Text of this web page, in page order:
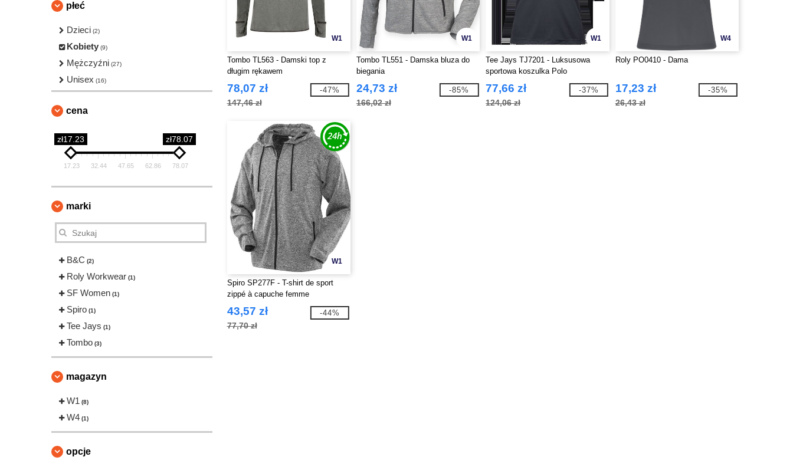
płeć
Dzieci (2)
Kobiety (9)
Mężczyźni (27)
Unisex (16)
cena
zł17.23 zł78.07
17.23 32.44 47.65 62.86 78.07
marki
B&C (2)
Roly Workwear (1)
SF Women (1)
Spiro (1)
Tee Jays (1)
Tombo (3)
magazyn
W1 (8)
W4 (1)
opcje
W1
Tombo TL563 - Damski top z
długim rękawem
78,07 zł
147,46 zł
-47%
W1
Tombo TL551 - Damska bluza do
biegania
24,73 zł
166,02 zł
-85%
W1
Tee Jays TJ7201 - Luksusowa
sportowa koszulka Polo
77,66 zł
124,06 zł
-37%
W4
Roly PO0410 - Dama
17,23 zł
26,43 zł
-35%
W1
Spiro SP277F - T-shirt de sport
zippé à capuche femme
43,57 zł
77,70 zł
-44%